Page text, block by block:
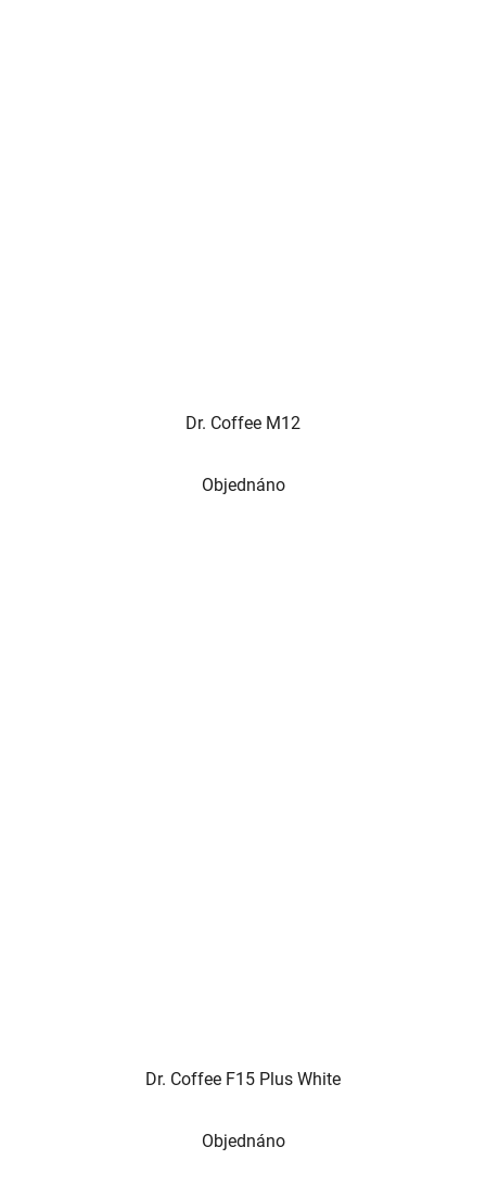
Dr. Coffee M12
Objednáno
Dr. Coffee F15 Plus White
Objednáno